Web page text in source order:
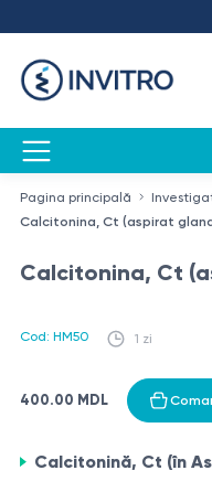
Pagina principală
Calcitonina, Ct (aspirat
Calcitonina, Ct
Cod: HM50 1 zi
400.00 MDL
Calcitonină, Ct (în